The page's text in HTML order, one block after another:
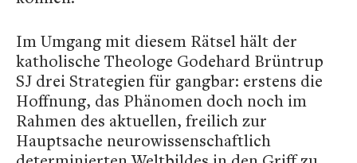
Im Umgang mit diesem Rätsel hält der
katholische Theologe Godehard Brüntrup
SJ drei Strategien für gangbar: erstens die
Hoffnung, das Phänomen doch noch im
Rahmen des aktuellen, freilich zur
Hauptsache neurowissenschaftlich